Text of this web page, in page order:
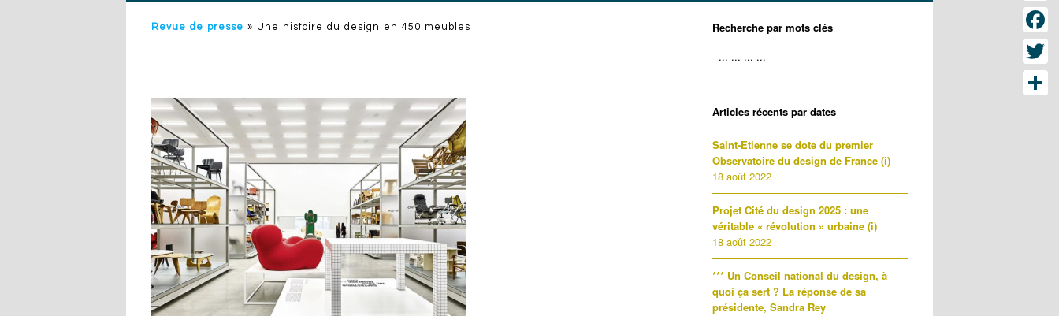
Revue de presse » Une histoire du design en 450 meubles Recherche par mots clés
Articles récents par dates
Saint-Etienne se dote du premier
Observatoire du design de France (i)
18 août 2022
Projet Cité du design 2025 : une
véritable « révolution » urbaine (i)
18 août 2022
*** Un Conseil national du design, à
quoi ça sert ? La réponse de sa
présidente, Sandra Rey
Email